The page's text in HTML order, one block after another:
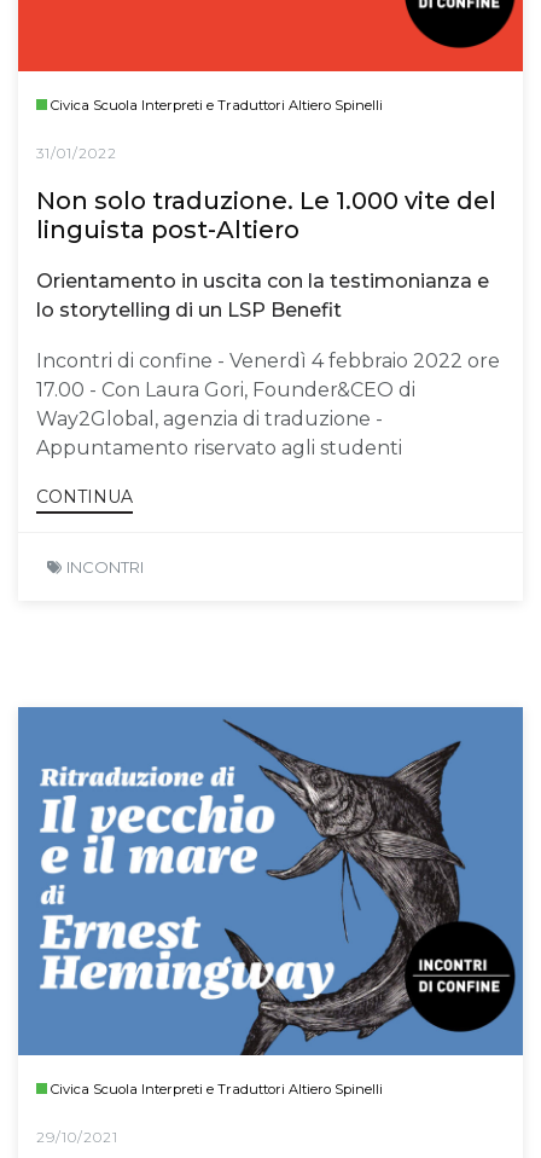
Civica Scuola Interpreti e Traduttori Altiero Spinelli
31/01/2022
Non solo traduzione. Le 1.000 vite del
linguista post-Altiero
Orientamento in uscita con la testimonianza e
lo storytelling di un LSP Benefit
Incontri di confine - Venerdì 4 febbraio 2022 ore
17.00 - Con Laura Gori, Founder&CEO di
Way2Global, agenzia di traduzione -
Appuntamento riservato agli studenti
CONTINUA
INCONTRI
Civica Scuola Interpreti e Traduttori Altiero Spinelli
29/10/2021